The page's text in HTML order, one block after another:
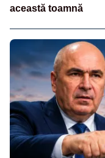
această toamnă